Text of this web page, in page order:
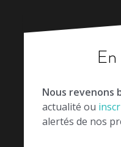
Nous revenons
actualité ou
alertés de nos